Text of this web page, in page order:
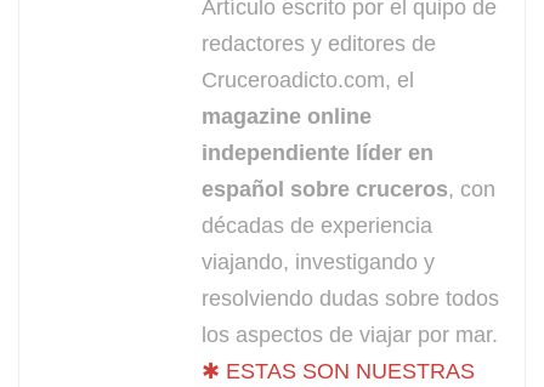
Artículo escrito por el quipo de
redactores y editores de
Cruceroadicto.com, el
magazine online
independiente líder en
español sobre cruceros, con
décadas de experiencia
viajando, investigando y
resolviendo dudas sobre todos
los aspectos de viajar por mar.
✱ ESTAS SON NUESTRAS